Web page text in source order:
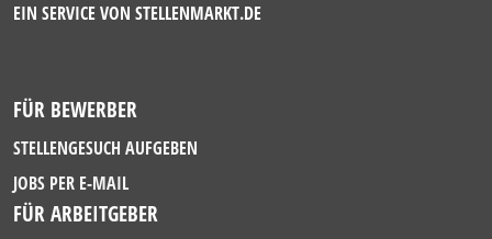
EIN SERVICE VON STELLENMARKT.DE
FÜR BEWERBER
STELLENGESUCH AUFGEBEN
JOBS PER E-MAIL
FÜR ARBEITGEBER